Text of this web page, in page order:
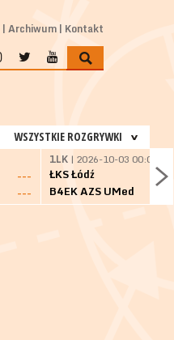
Archiwum Kontakt
WSZYSTKIE ROZGRYWKI
---
---
1LK | 2026-10-03 00:00
ŁKS Łódź
B4EK AZS UMed